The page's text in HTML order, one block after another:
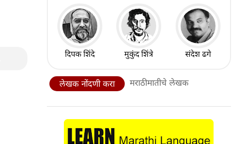
दिपक शिंदे मुकुंद शिंत्रे संदेश ढगे
लेखक नोंदणी करा मराठीमातीचे लेखक